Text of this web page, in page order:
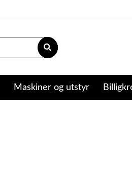
Maskiner og utstyr